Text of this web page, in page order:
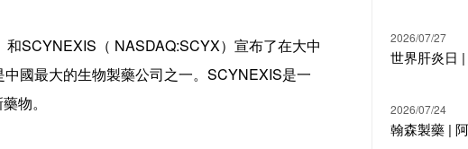
SCYNEXIS（ NASDAQ:SCYX）宣布了在大中
國最大的生物製藥公司之一。SCYNEXIS是一
物。
2026/07/27
2026/07/24